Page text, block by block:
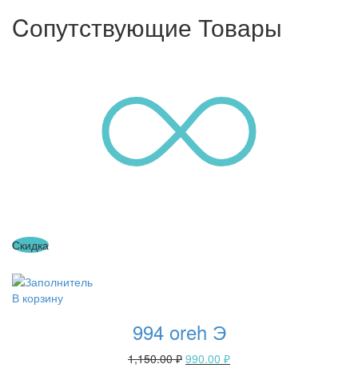
Cопутствующие Товары
Скидка
В корзину
994 oreh Э
1,150.00₽ 990.00 ₽